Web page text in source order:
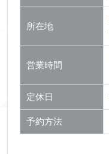
所在地
営業時間
定休日
予約方法